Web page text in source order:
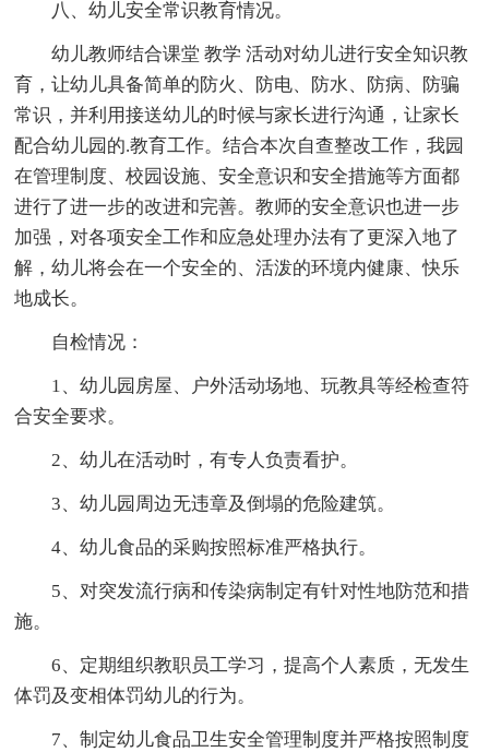
八、幼儿安全常识教育情况。
幼儿教师结合课堂 教学 活动对幼儿进行安全知识教
育，让幼儿具备简单的防火、防电、防水、防病、防骗
常识，并利用接送幼儿的时候与家长进行沟通，让家长
配合幼儿园的.教育工作。结合本次自查整改工作，我园
在管理制度、校园设施、安全意识和安全措施等方面都
进行了进一步的改进和完善。教师的安全意识也进一步
加强，对各项安全工作和应急处理办法有了更深入地了
解，幼儿将会在一个安全的、活泼的环境内健康、快乐
地成长。
自检情况：
1、幼儿园房屋、户外活动场地、玩教具等经检查符
合安全要求。
2、幼儿在活动时，有专人负责看护。
3、幼儿园周边无违章及倒塌的危险建筑。
4、幼儿食品的采购按照标准严格执行。
5、对突发流行病和传染病制定有针对性地防范和措
施。
6、定期组织教职员工学习，提高个人素质，无发生
体罚及变相体罚幼儿的行为。
7、制定幼儿食品卫生安全管理制度并严格按照制度